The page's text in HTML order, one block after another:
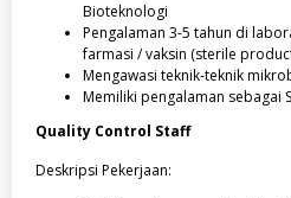
Bioteknologi
Pengalaman 3-5 tahun di
farmasi / vaksin (sterile
Mengawasi teknik-teknik
Memiliki pengalaman sebagai
Quality Control Staff
Deskripsi Pekerjaan: